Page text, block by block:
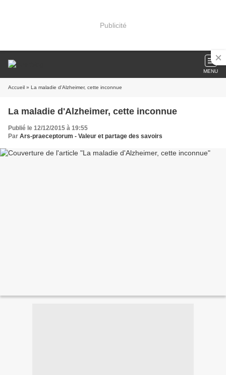
Publicité
MENU
Accueil » La maladie d'Alzheimer, cette inconnue
La maladie d'Alzheimer, cette inconnue
Publié le 12/12/2015 à 19:55
Par Ars-praeceptorum - Valeur et partage des savoirs